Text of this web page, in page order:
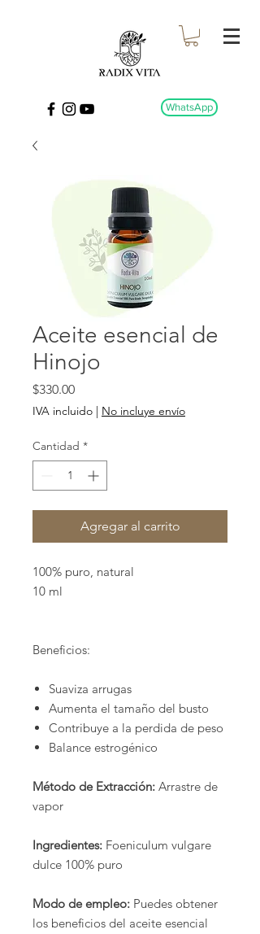
WhatsApp
Aceite esencial de
Hinojo
$330.00Precio
IVA incluido | No incluye envío
Cantidad *
Agregar al carrito
100% puro, natural
10 ml
Beneficios:
Suaviza arrugas
Aumenta el tamaño del busto
Contribuye a la perdida de peso
Balance estrogénico
Método de Extracción: Arrastre de
vapor
Ingredientes: Foeniculum vulgare
dulce 100% puro
Modo de empleo: Puedes obtener
los beneficios del aceite esencial